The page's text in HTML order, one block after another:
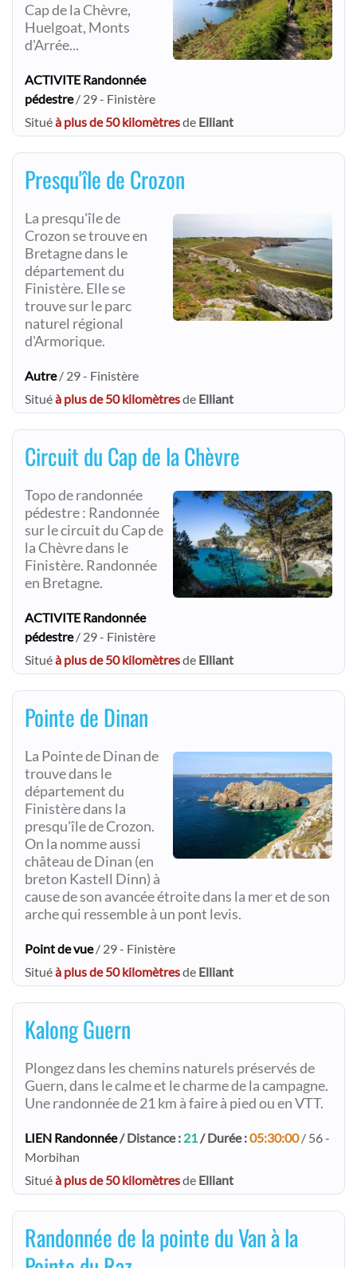
Cap de la Chèvre,
Huelgoat, Monts
d'Arrée...
ACTIVITE Randonnée
pédestre/ 29 - Finistère
Situéà plus de 50 kilomètresde Elliant
Presqu'île de Crozon
La presqu'île de
Crozon se trouve en
Bretagne dans le
département du
Finistère. Elle se
trouve sur le parc
naturel régional
d'Armorique.
Autre/ 29 - Finistère
Situéà plus de 50 kilomètresde Elliant
Circuit du Cap de la Chèvre
Topo de randonnée
pédestre : Randonnée
sur le circuit du Cap de
la Chèvre dans le
Finistère. Randonnée
en Bretagne.
ACTIVITE Randonnée
pédestre/ 29 - Finistère
Situéà plus de 50 kilomètresde Elliant
Pointe de Dinan
La Pointe de Dinan de
trouve dans le
département du
Finistère dans la
presqu'île de Crozon.
On la nomme aussi
château de Dinan (en
breton Kastell Dinn) à
cause de son avancée étroite dans la mer et de son
arche qui ressemble à un pont levis.
Point de vue/ 29 - Finistère
Situéà plus de 50 kilomètresde Elliant
Kalong Guern
Plongez dans les chemins naturels préservés de
Guern, dans le calme et le charme de la campagne.
Une randonnée de 21 km à faire à pied ou en VTT.
LIEN Randonnée/ Distance : 21/ Durée :05:30:00/ 56 -
Morbihan
Situéà plus de 50 kilomètresde Elliant
Randonnée de la pointe du Van à la